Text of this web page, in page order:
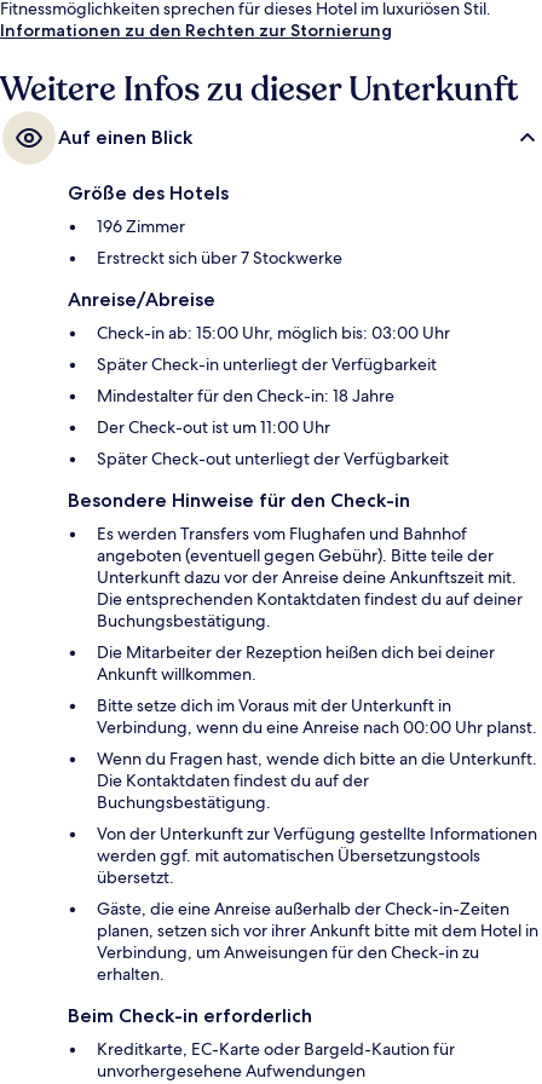
Fitnessmöglichkeiten sprechen für dieses Hotel im luxuriösen Stil.
Informationen zu den Rechten zur Stornierung
Weitere Infos zu dieser Unterkunft
Auf einen Blick
Größe des Hotels
196 Zimmer
Erstreckt sich über 7 Stockwerke
Anreise/Abreise
Check-in ab: 15:00 Uhr, möglich bis: 03:00 Uhr
Später Check-in unterliegt der Verfügbarkeit
Mindestalter für den Check-in: 18 Jahre
Der Check-out ist um 11:00 Uhr
Später Check-out unterliegt der Verfügbarkeit
Besondere Hinweise für den Check-in
Es werden Transfers vom Flughafen und Bahnhof
angeboten (eventuell gegen Gebühr). Bitte teile der
Unterkunft dazu vor der Anreise deine Ankunftszeit mit.
Die entsprechenden Kontaktdaten findest du auf deiner
Buchungsbestätigung.
Die Mitarbeiter der Rezeption heißen dich bei deiner
Ankunft willkommen.
Bitte setze dich im Voraus mit der Unterkunft in
Verbindung, wenn du eine Anreise nach 00:00 Uhr planst.
Wenn du Fragen hast, wende dich bitte an die Unterkunft.
Die Kontaktdaten findest du auf der
Buchungsbestätigung.
Von der Unterkunft zur Verfügung gestellte Informationen
werden ggf. mit automatischen Übersetzungstools
übersetzt.
Gäste, die eine Anreise außerhalb der Check-in-Zeiten
planen, setzen sich vor ihrer Ankunft bitte mit dem Hotel in
Verbindung, um Anweisungen für den Check-in zu
erhalten.
Beim Check-in erforderlich
Kreditkarte, EC-Karte oder Bargeld-Kaution für
unvorhergesehene Aufwendungen